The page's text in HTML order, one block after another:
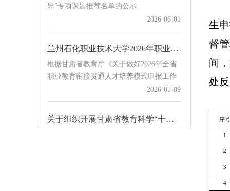
学院和相关部门请于8月23日前将申报表
Word版和PDF盖章版扫描件发送至学校协
同办公赵立祥处，邮件主题及附…
根据甘肃省教育厅《关于做好2026年全省
职业教育衔接贯通人才培养模式申报工作
的通知》要求，学校认真组织开展2026年
职业教育衔接贯通培养项目申报评审工
小组会议审议通过，现将拟确定项目予以
2026-05-09
关于组织开展甘肃省教育科学“十五五”规
生
督
间
处
序号
1
2
3
4